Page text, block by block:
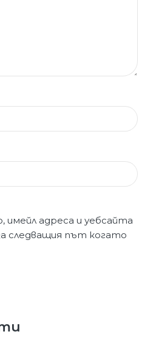
имейл адреса и уебсайта
следващия път когато